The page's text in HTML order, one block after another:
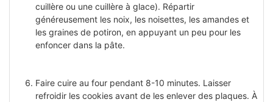
cuillère ou une cuillère à glace). Répartir
généreusement les noix, les noisettes, les amandes et
les graines de potiron, en appuyant un peu pour les
enfoncer dans la pâte.
Faire cuire au four pendant 8-10 minutes. Laisser
refroidir les cookies avant de les enlever des plaques. À